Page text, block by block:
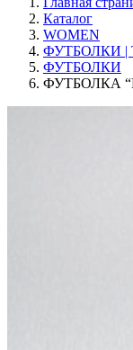
Каталог
WOMEN
ФУТБОЛКИ
ФУТБОЛКИ
ФУТБОЛКА